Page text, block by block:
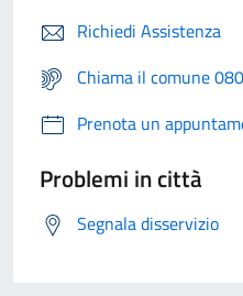
Richiedi Assistenza
Chiama il comune
Prenota un
Problemi in città
Segnala disservizio